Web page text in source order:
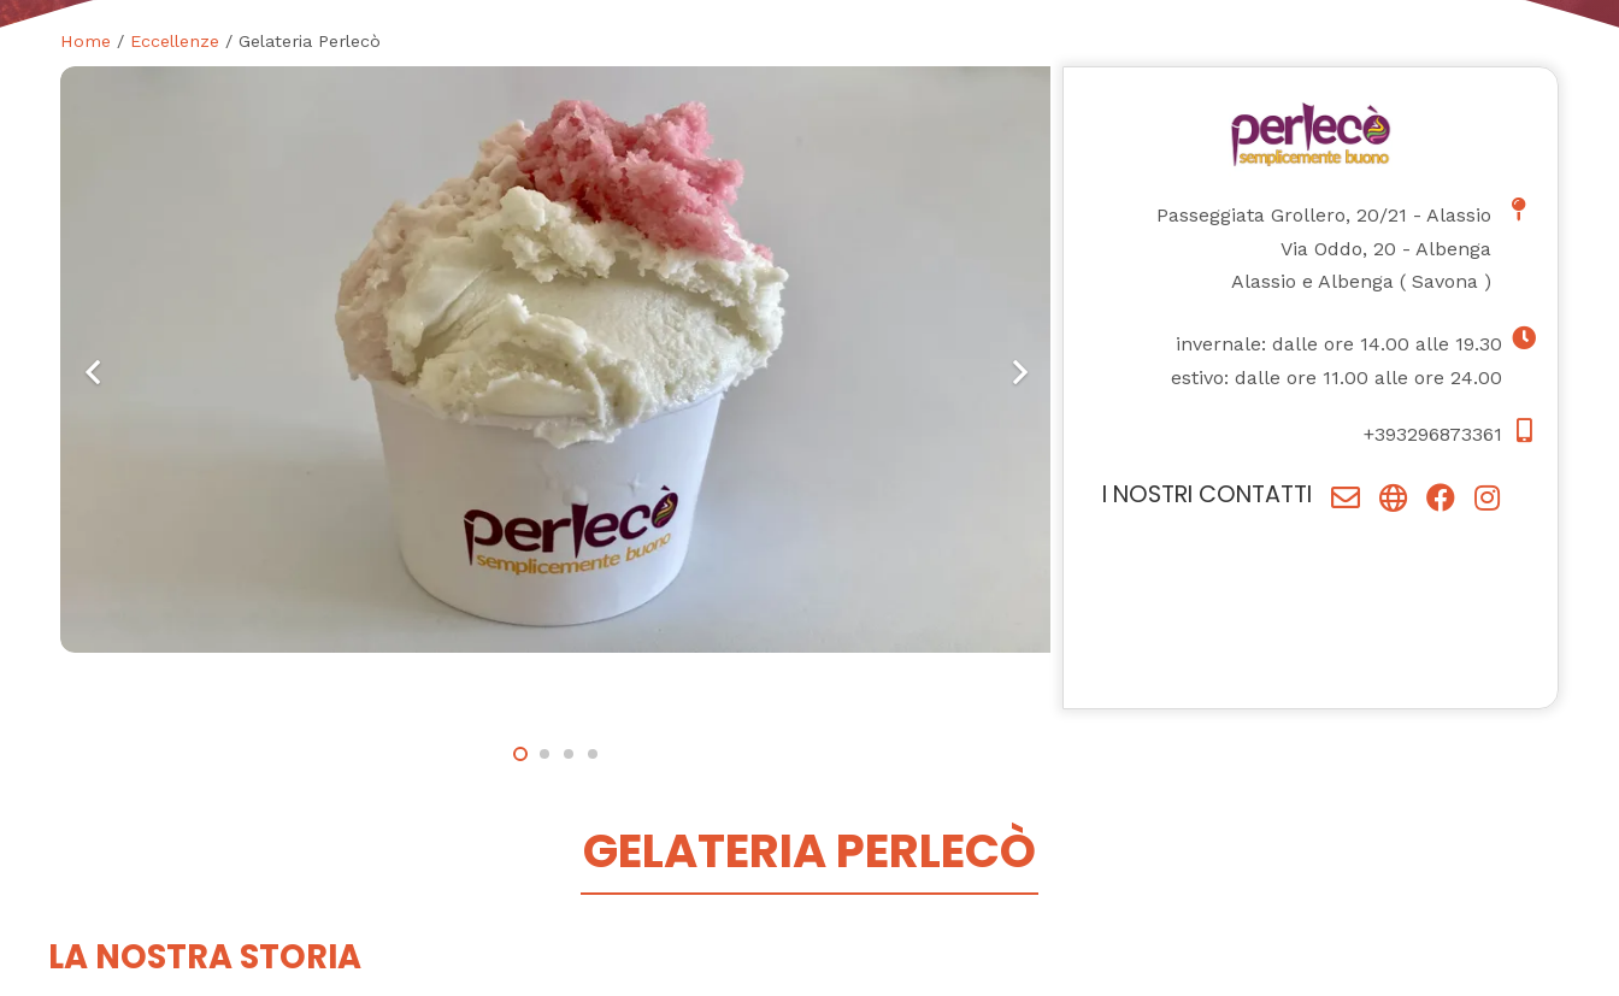
Home / Eccellenze / Gelateria Perlecò
Passeggiata Grollero, 20/21 - Alassio
Via Oddo, 20 - Albenga
Alassio e Albenga (Savona )
invernale: dalle ore 14.00 alle 19.30
estivo: dalle ore 11.00 alle ore 24.00
+393296873361
I NOSTRI CONTATTI
GELATERIA PERLECÒ
LA NOSTRA STORIA